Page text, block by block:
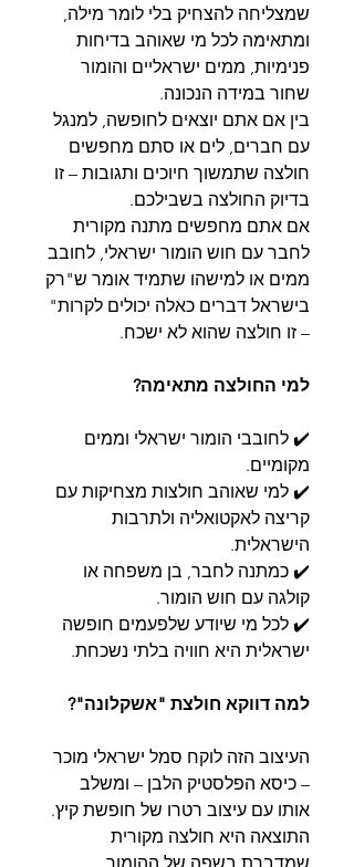
שמצליחה להצחיק בלי לומר מילה,
ומתאימה לכל מי שאוהב בדיחות
פנימיות, ממים ישראליים והומור
שחור במידה הנכונה.
בין אם אתם יוצאים לחופשה, למנגל
עם חברים, לים או סתם מחפשים
חולצה שתמשוך חיוכים ותגובות – זו
בדיוק החולצה בשבילכם.
אם אתם מחפשים מתנה מקורית
לחבר עם חוש הומור ישראלי, לחובב
ממים או למישהו שתמיד אומר ש"רק
בישראל דברים כאלה יכולים לקרות"
– זו חולצה שהוא לא ישכח.
למי החולצה מתאימה?
✔️ לחובבי הומור ישראלי וממים
מקומיים.
✔️ למי שאוהב חולצות מצחיקות עם
קריצה לאקטואליה ולתרבות
הישראלית.
✔️ כמתנה לחבר, בן משפחה או
קולגה עם חוש הומור.
✔️ לכל מי שיודע שלפעמים חופשה
ישראלית היא חוויה בלתי נשכחת.
למה דווקא חולצת "אשקלונה"?
העיצוב הזה לוקח סמל ישראלי מוכר
– כיסא הפלסטיק הלבן – ומשלב
אותו עם עיצוב רטרו של חופשת קיץ.
התוצאה היא חולצה מקורית